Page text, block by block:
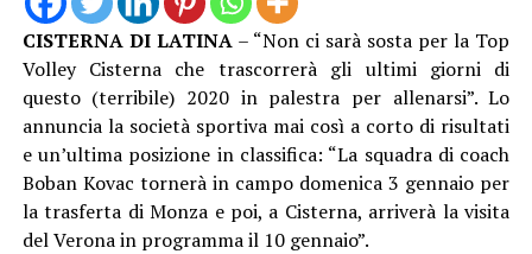
CISTERNA DI LATINA– “Non ci sarà sosta per la Top
Volley Cisterna che trascorrerà gli ultimi giorni di
questo (terribile) 2020 in palestra per allenarsi”. Lo
annuncia la società sportiva mai così a corto di risultati
e un’ultima posizione in classifica: “La squadra di coach
Boban Kovac tornerà in campo domenica 3 gennaio per
la trasferta di Monza e poi, a Cisterna, arriverà la visita
del Verona in programma il 10 gennaio”.